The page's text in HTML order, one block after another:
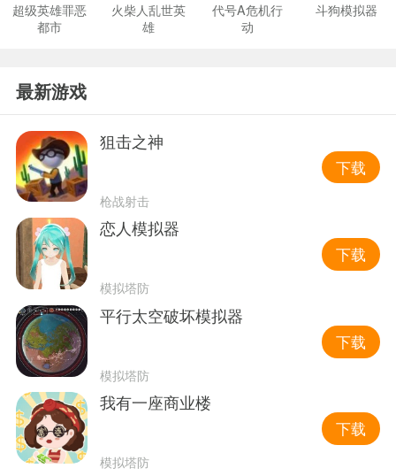
超级英雄罪恶
都市
火柴人乱世英
雄
代号A危机行
动
斗狗模拟器
最新游戏
狙击之神
枪战射击
下载
恋人模拟器
模拟塔防
下载
平行太空破坏模拟器
模拟塔防
下载
我有一座商业楼
模拟塔防
下载